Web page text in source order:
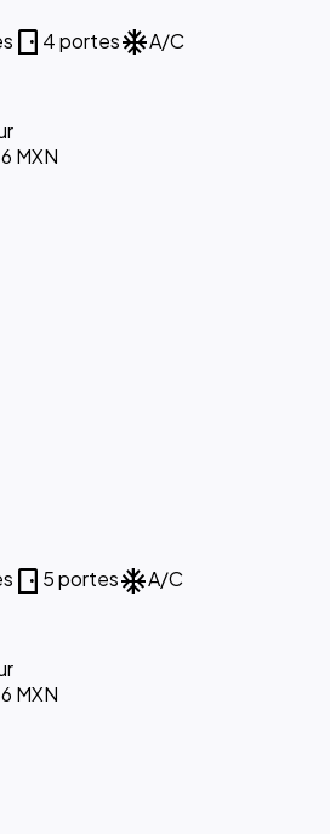
sensor_door 4 portesac_unitA/C
MXN
sensor_door 5 portesac_unitA/C
MXN